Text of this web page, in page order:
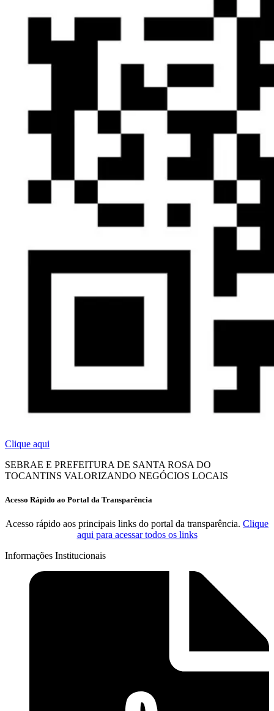
Clique aqui
SEBRAE E PREFEITURA DE SANTA ROSA DO
TOCANTINS VALORIZANDO NEGÓCIOS LOCAIS
Acesso Rápido ao Portal da Transparência
Acesso rápido aos principais links do portal da transparência. Clique
aqui para acessar todos os links
Informações Institucionais